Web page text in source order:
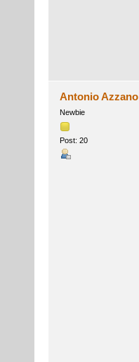
Antonio Azzano
Newbie
Post: 20